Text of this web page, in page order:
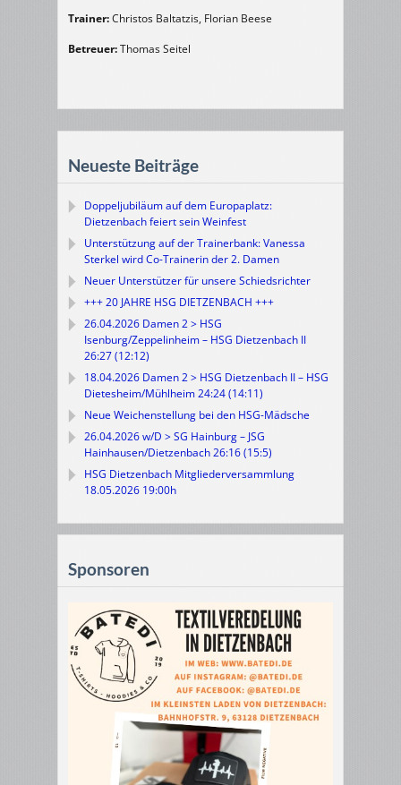
Trainer:Christos Baltatzis, Florian Beese
Betreuer:Thomas Seitel
Neueste Beiträge
Doppeljubiläum auf dem Europaplatz:
Dietzenbach feiert sein Weinfest
Unterstützung auf der Trainerbank: Vanessa
Sterkel wird Co-Trainerin der 2. Damen
Neuer Unterstützer für unsere Schiedsrichter
+++ 20 JAHRE HSG DIETZENBACH +++
26.04.2026 Damen 2 > HSG
Isenburg/Zeppelinheim – HSG Dietzenbach II
26:27 (12:12)
18.04.2026 Damen 2 > HSG Dietzenbach II – HSG
Dietesheim/Mühlheim 24:24 (14:11)
Neue Weichenstellung bei den HSG-Mädsche
26.04.2026 w/D > SG Hainburg – JSG
Hainhausen/Dietzenbach 26:16 (15:5)
HSG Dietzenbach Mitgliederversammlung
18.05.2026 19:00h
Sponsoren